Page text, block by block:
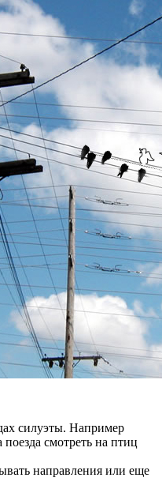
силуэты. Например
смотреть на птиц
направления или еще